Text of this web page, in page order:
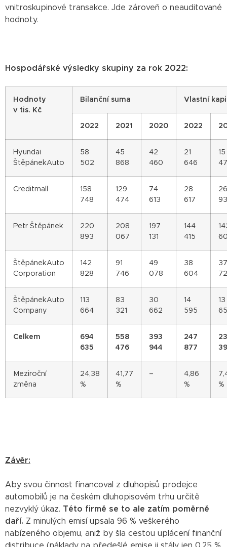
vnitroskupinové transakce. Jde zároveň o neauditované
hodnoty.
Hospodářské výsledky skupiny za rok 2022:
Hodnoty
v tis. Kč
Bilanční suma Vlastní
2022 2021 2020 2022
Hyundai
ŠtěpánekAuto
58
502
45
868
42
460
21
646
15
Creditmall
158
748
129
474
74
613
28
617
26
Petr Štěpánek
220
893
208
067
197
131
144
415
ŠtěpánekAuto
Corporation
142
828
91
746
49
078
38
604
37
ŠtěpánekAuto
Company
113
664
83
321
30
662
14
595
13
Celkem
694
635
558
476
393
944
247
877
Meziroční
změna
24,38
%
41,77
%
–
4,86
%
%
Závěr:
Aby svou činnost financoval z dluhopisů prodejce
automobilů je na českém dluhopisovém trhu určitě
nezvyklý úkaz. Této firmě se to ale zatím poměrně
daří. Z minulých emisí upsala 96 % veškerého
nabízeného objemu, aniž by šla cestou uplácení finanční
distribuce (náklady na předešlé emise ji stály jen 0,25 %